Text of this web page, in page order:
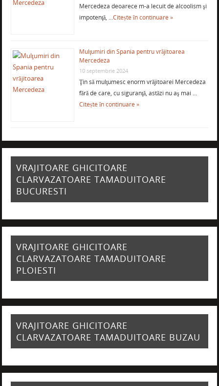
Mercedeza deoarece m-a lecuit de alcoolism şi
impotenţă, …Citește în continuare »
Mulţumiri din Spania pentru vrăjitoarea
Mercedeza
10 septembrie 2024
Ţin să mulţumesc enorm vrăjitoarei Mercedeza
fără de care, cu siguranţă, astăzi nu aş mai …
Citește în continuare »
VRAJITOARE GHICITOARE
CLARVAZATOARE TAMADUITOARE
BUCURESTI
VRAJITOARE GHICITOARE
CLARVAZATOARE TAMADUITOARE
PLOIESTI
VRAJITOARE GHICITOARE
CLARVAZATOARE TAMADUITOARE BUZAU